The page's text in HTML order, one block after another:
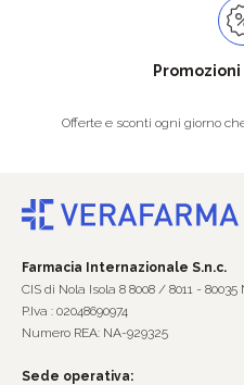
Offerte e sconti ogni giorno
Farmacia Internazionale S.n.c.
CIS di Nola Isola 8 8008 / 8011 - 80035
P.Iva : 02048690974
Numero REA: NA-929325
Sede operativa: